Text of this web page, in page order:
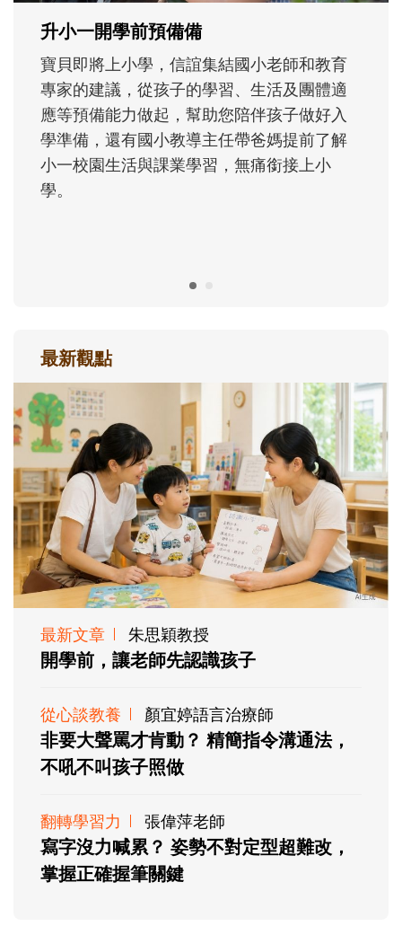
最新觀點
最新文章 朱思穎教授
開學前，讓老師先認識孩子
從心談教養 顏宜婷語言治療師
非要大聲罵才肯動？ 精簡指令溝通法，
不吼不叫孩子照做
翻轉學習力 張偉萍老師
寫字沒力喊累？ 姿勢不對定型超難改，
掌握正確握筆關鍵